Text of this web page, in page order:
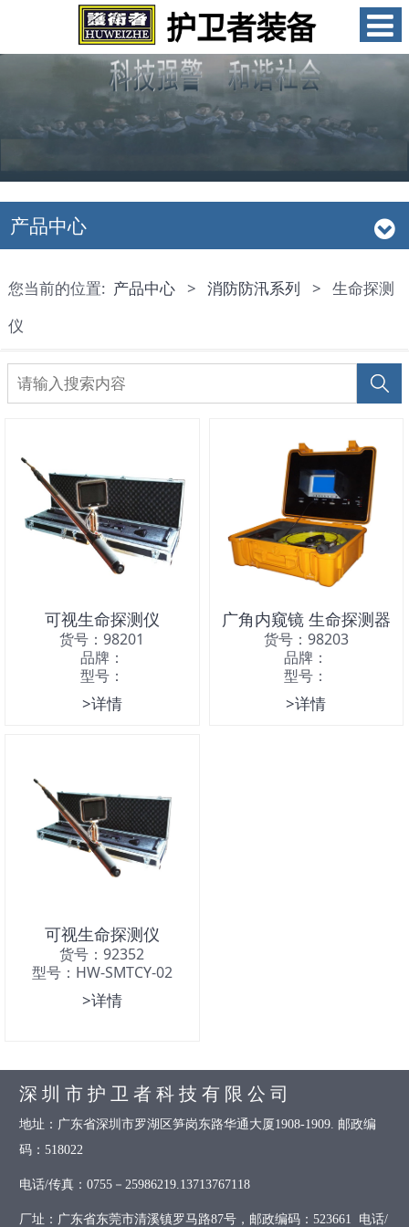
产品中心
您当前的位置: 产品中心 > 消防防汛系列 > 生命探测
仪
可视生命探测仪
货号：98201
品牌：
型号：
>详情
广角内窥镜 生命探测器
货号：98203
品牌：
型号：
>详情
可视生命探测仪
货号：92352
型号：HW-SMTCY-02
>详情
深 圳 市 护 卫 者 科 技 有 限 公 司
地址：广东省深圳市罗湖区笋岗东路华通大厦1908-1909. 邮政编
码：518022
电话/传真：0755－25986219.13713767118
厂址：广东省东莞市清溪镇罗马路87号，邮政编码：523661 电话/